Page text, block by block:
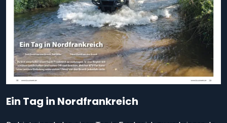
Ein Tag in Nordfrankreich